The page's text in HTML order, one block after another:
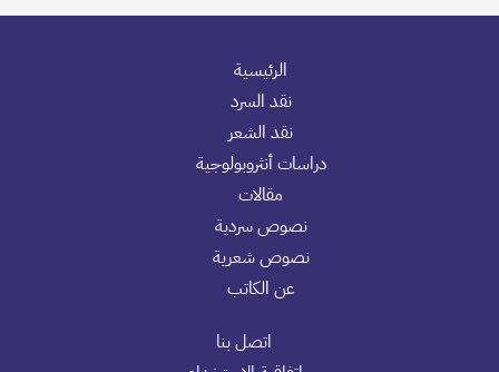
الرئيسية
نقد السرد
نقد الشعر
دراسات أنثروبولوجية
مقالات
نصوص سردية
نصوص شعرية
عن الكاتب
اتصل بنا